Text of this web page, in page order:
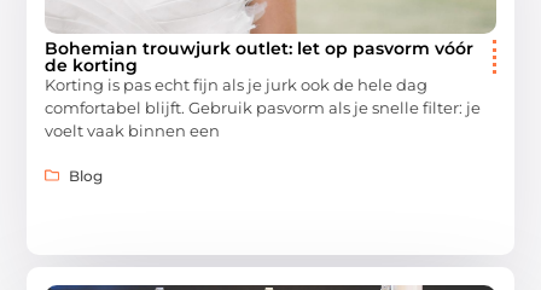
Bohemian trouwjurk outlet: let op pasvorm vóór
de korting
Korting is pas echt fijn als je jurk ook de hele dag
comfortabel blijft. Gebruik pasvorm als je snelle filter: je
voelt vaak binnen een
Blog